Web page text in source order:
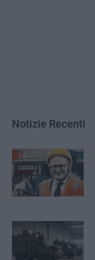
Notizie Recenti